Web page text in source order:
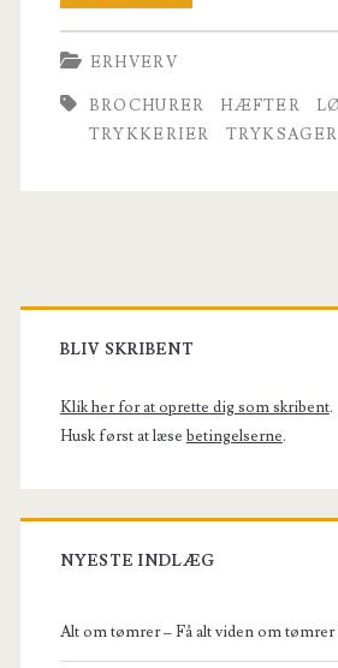
webshop
med
tryksager
ERHVERV
BROCHURER HÆFTER
TRYKKERIER
TRYKSAGER
Primary
Sidebar
BLIV SKRIBENT
Klik her for at oprette dig som skribent.
Husk først at læse betingelserne.
NYESTE INDLÆG
Alt om tømrer – Få alt viden om tømrer